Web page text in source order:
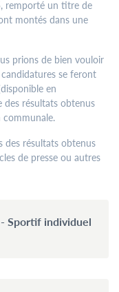
peut être
des services
Durable
remporté un titre de
montés dans une
prions de bien vouloir
se feront
en
des résultats obtenus
communale.
des résultats obtenus
de presse ou autres
Sportif individuel